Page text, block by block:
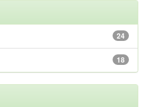
24
18